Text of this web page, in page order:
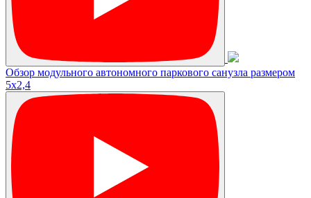
Обзор модульного автономного паркового санузла размером
5х2,4